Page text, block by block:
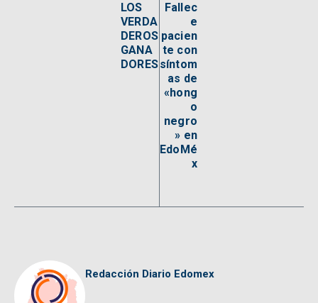
LOS
VERDA
DEROS
GANA
DORES
Fallec
e
pacien
te con
síntom
as de
«hong
o
negro
» en
EdoMé
x
Redacción Diario Edomex